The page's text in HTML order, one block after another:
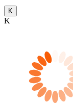
K
K